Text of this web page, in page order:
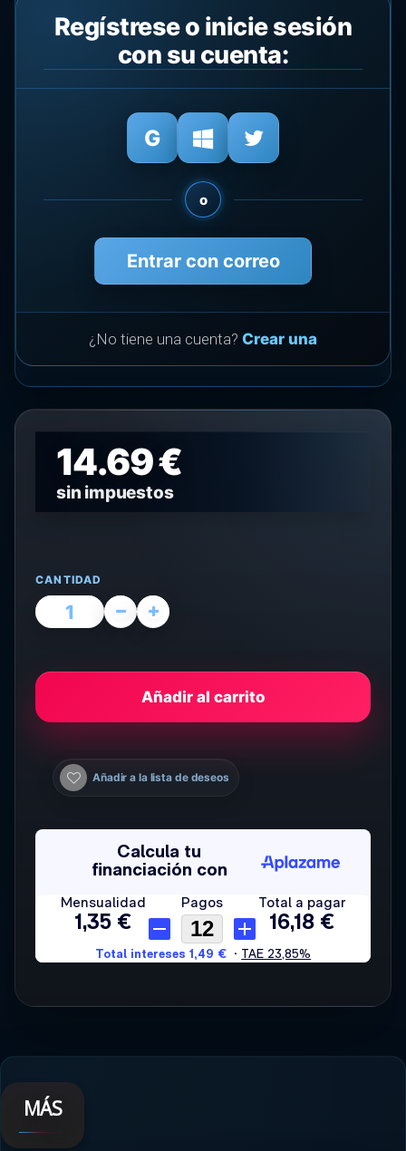
Regístrese o inicie sesión
con su cuenta:
o
Entrar con correo
¿No tiene una cuenta? Crear una
14.69 €
sin impuestos
CANTIDAD
Añadir al carrito
Añadir a la lista de deseos
MÁS